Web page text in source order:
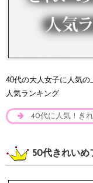
40代の大人女子に人気
人気ランキング
40代に人気！き
50代きれいめ